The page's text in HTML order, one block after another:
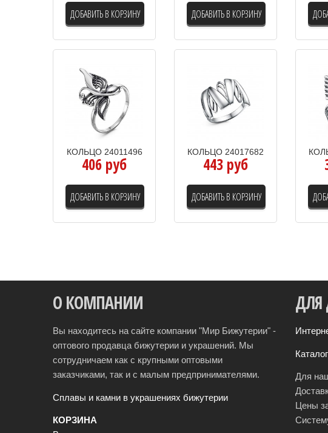
ДОБАВИТЬ В КОРЗИНУ ДОБАВИТЬ В КОРЗИНУ
КОЛЬЦО 24011496
406 руб
ДОБАВИТЬ В КОРЗИНУ
КОЛЬЦО 24017682
443 руб
ДОБАВИТЬ В КОРЗИНУ
О КОМПАНИИ
Вы находитесь на сайте компании "Мир Бижутерии" -
оптового продавца бижутерии и украшений. Мы
сотрудничаем как с крупными оптовыми
заказчиками, так и с малым предпринимателями.
Сплавы и камни в украшениях бижутерии
КОРЗИНА
ДЛЯ
Для
Цены